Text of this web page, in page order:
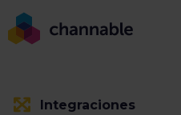
Integraciones